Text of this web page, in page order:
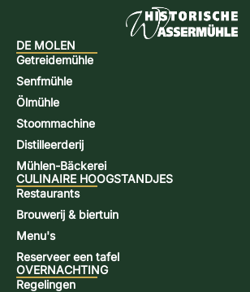
DE MOLEN
Getreidemühle
Senfmühle
Ölmühle
Stoommachine
Distilleerderij
Mühlen-Bäckerei
CULINAIRE HOOGSTANDJES
Restaurants
Brouwerij & biertuin
Menu's
Reserveer een tafel
OVERNACHTING
Regelingen